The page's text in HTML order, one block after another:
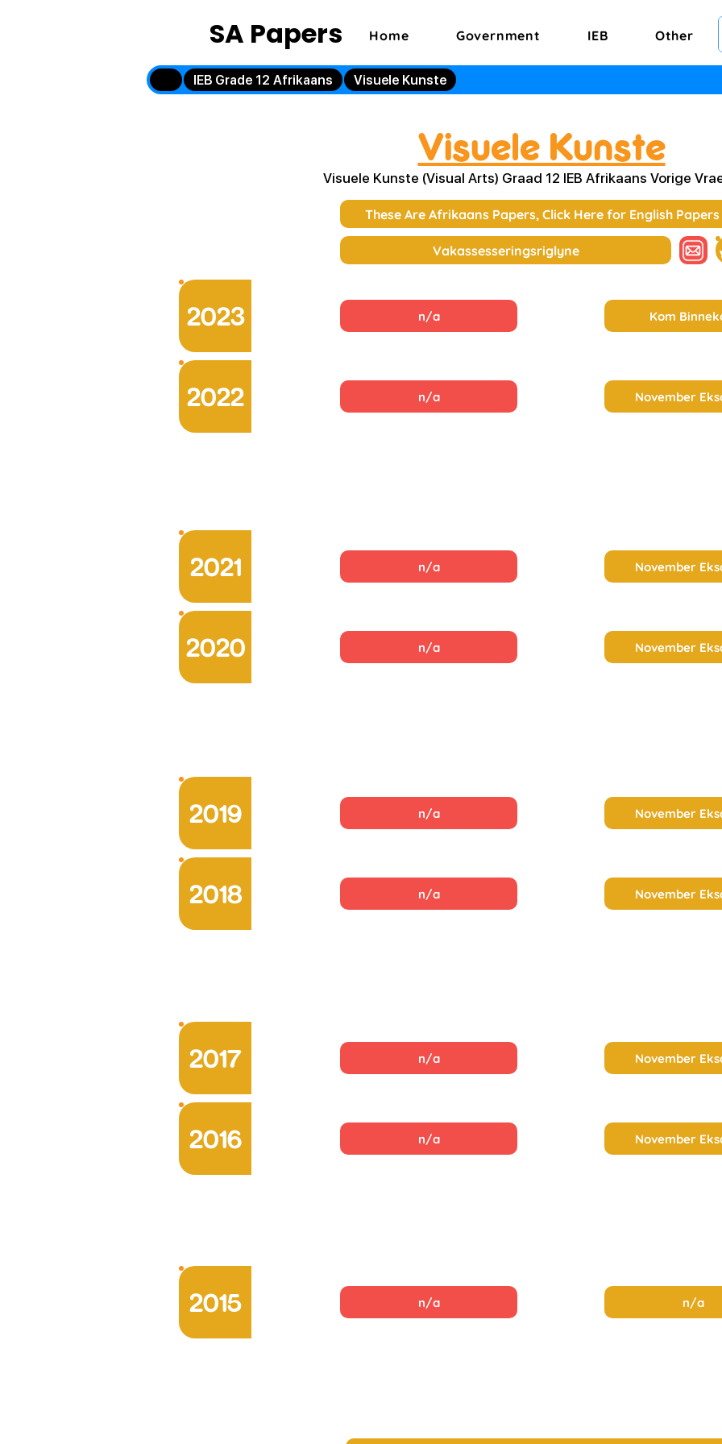
SA Papers Home Government IEB Other
Visuele Kunste
Visuele Kunste (Visual Arts) Graad 12 IEB Afrikaans Vorige
These Are Afrikaans Papers, Click Here for English Papers
Vakassesseringsriglyne
2023 n/a Kom
2022 n/a November
2021 n/a November
2020 n/a November
2019 n/a November
2018 n/a November
2017 n/a November
2016 n/a November
2015 n/a n/a
IEB Grade 12 Afrikaans Visuele Kunste